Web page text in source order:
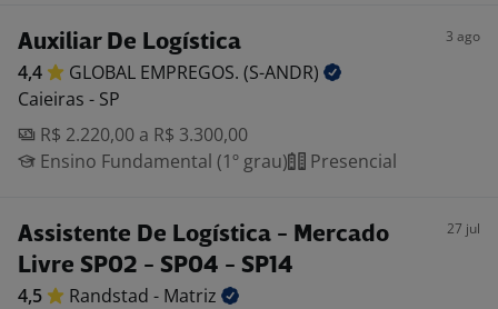
Auxiliar De Logística 3 ago
4,4 GLOBAL EMPREGOS. (S-ANDR)
Caieiras - SP
R$ 2.220,00 a R$ 3.300,00
Ensino Fundamental (1º grau)
Presencial
Assistente De Logística - Mercado
Livre SP02 - SP04 - SP14
27 jul
4,5 Randstad - Matriz